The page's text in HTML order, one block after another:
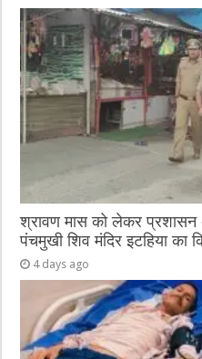
श्रावण मास को लेकर प्रशासन
पंचमुखी शिव मंदिर इटहिया का
4 days ago